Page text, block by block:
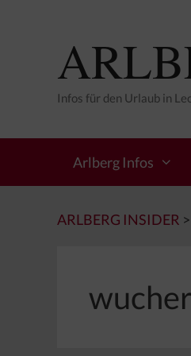
Infos für den Urlaub in
Arlberg Infos
ARLBERG INSIDER >
wucher